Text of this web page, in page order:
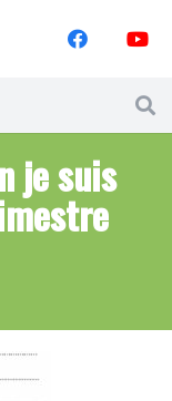
je suis